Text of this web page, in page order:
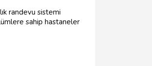
randevu sistemi
sahip hastaneler